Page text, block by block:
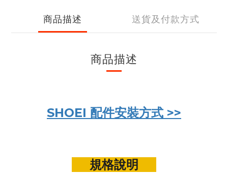
商品描述 送貨及付款方式
商品描述
SHOEI 配件安裝方式 >>
規格說明